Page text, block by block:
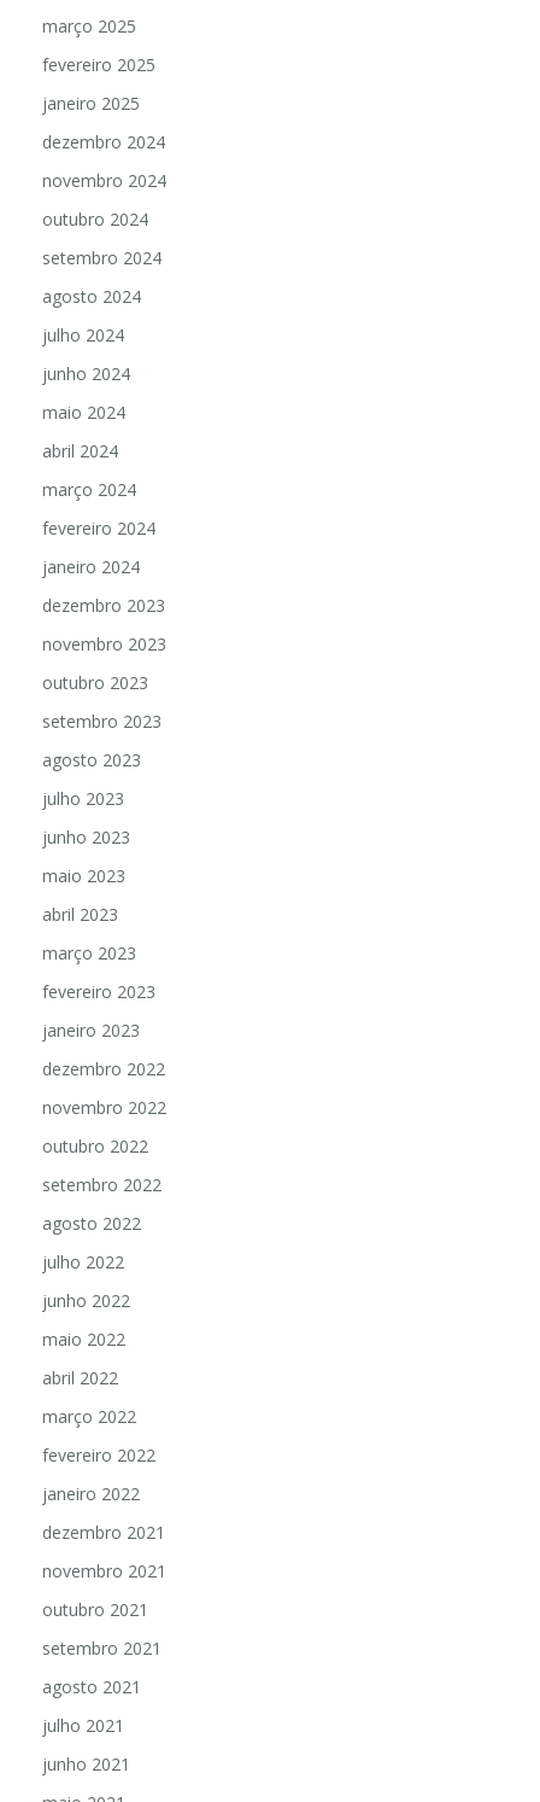
março 2025
fevereiro 2025
janeiro 2025
dezembro 2024
novembro 2024
outubro 2024
setembro 2024
agosto 2024
julho 2024
junho 2024
maio 2024
abril 2024
março 2024
fevereiro 2024
janeiro 2024
dezembro 2023
novembro 2023
outubro 2023
setembro 2023
agosto 2023
julho 2023
junho 2023
maio 2023
abril 2023
março 2023
fevereiro 2023
janeiro 2023
dezembro 2022
novembro 2022
outubro 2022
setembro 2022
agosto 2022
julho 2022
junho 2022
maio 2022
abril 2022
março 2022
fevereiro 2022
janeiro 2022
dezembro 2021
novembro 2021
outubro 2021
setembro 2021
agosto 2021
julho 2021
junho 2021